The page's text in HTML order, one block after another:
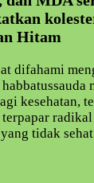
Hitam
difahami
kesehatan,
tidak